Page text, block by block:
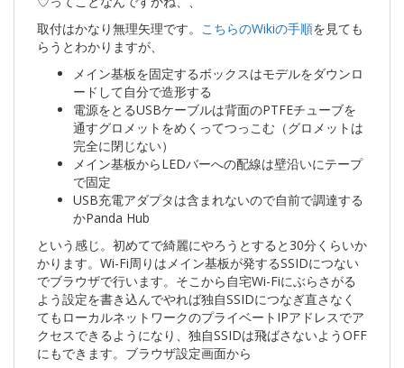
取付はかなり無理矢理です。 こちらのWikiの手順を見ても
らうとわかりますが、
メイン基板を固定するボックスはモデルをダウンロ
ードして自分で造形する
電源をとるUSBケーブルは背面のPTFEチューブを
通すグロメットをめくってつっこむ（グロメットは
完全に閉じない）
メイン基板からLEDバーへの配線は壁沿いにテープ
で固定
USB充電アダプタは含まれないので自前で調達する
かPanda Hub
という感じ。初めてで綺麗にやろうとすると30分くらいか
かります。Wi-Fi周りはメイン基板が発するSSIDにつない
でブラウザで行います。そこから自宅Wi-Fiにぶらさがる
よう設定を書き込んでやれば独自SSIDにつなぎ直さなく
てもローカルネットワークのプライベートIPアドレスでア
クセスできるようになり、独自SSIDは飛ばさないようOFF
にもできます。ブラウザ設定画面から